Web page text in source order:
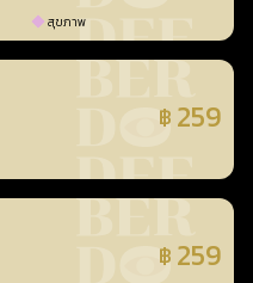
สุขภาพ
฿ 259
฿ 259